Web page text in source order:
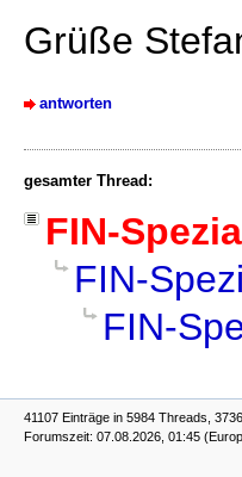
Grüße
antworten
gesamter Thread:
FIN-
FIN-
FIN-
41107 Einträge in 5984 Threads,
Forumszeit: 07.08.2026, 01:45